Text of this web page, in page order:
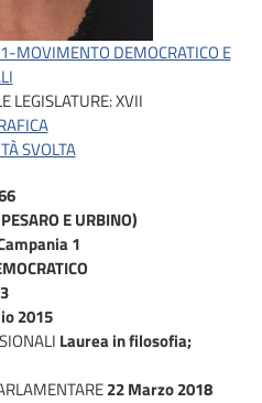
MOVIMENTO DEMOCRATICO E
LEGISLATURE:XVII
SVOLTA
E URBINO)
1
2015
Laurea in filosofia;
22 Marzo 2018